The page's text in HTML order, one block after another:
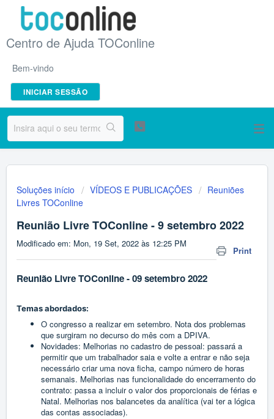
Centro de Ajuda TOConline
Bem-vindo
INICIAR SESSÃO
Soluções início VÍDEOS E PUBLICAÇÕES
Reuniões
Livres TOConline
Reunião Livre TOConline - 9 setembro 2022
Print
Modificado em: Mon, 19 Set, 2022 às 12:25 PM
Reunião Livre TOConline - 09 setembro 2022
Temas abordados:
O congresso a realizar em setembro. Nota dos problemas
que surgiram no decurso do mês com a DPIVA.
Novidades: Melhorias no cadastro de pessoal: passará a
permitir que um trabalhador saia e volte a entrar e não seja
necessário criar uma nova ficha, campo número de horas
semanais. Melhorias nas funcionalidade do encerramento do
contrato: passa a incluir o valor dos proporcionais de férias e
Natal. Melhorias nos balancetes da analítica (vai ter a lógica
das contas associadas).